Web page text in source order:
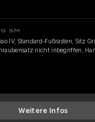
SM
IV, Standard-Fußrasten, Sitz
nicht inbegriffen,
Weitere Infos